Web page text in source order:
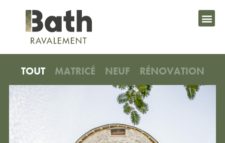
TOUT MATRICÉ NEUF RÉNOVATION